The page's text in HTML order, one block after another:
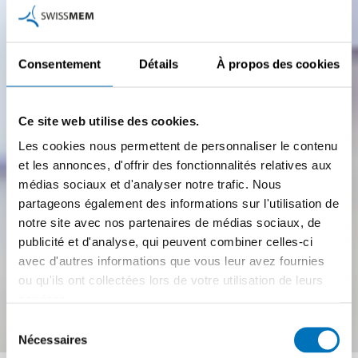
Consentement Détails À propos des cookies
Ce site web utilise des cookies.
Les cookies nous permettent de personnaliser le contenu
et les annonces, d'offrir des fonctionnalités relatives aux
médias sociaux et d'analyser notre trafic. Nous
partageons également des informations sur l'utilisation de
notre site avec nos partenaires de médias sociaux, de
publicité et d'analyse, qui peuvent combiner celles-ci
avec d'autres informations que vous leur avez fournies
ou qu'ils ont collectées lors de votre utilisation de leurs
Nécessaires
d’entreprise